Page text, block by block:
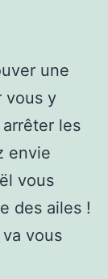
une
vous y
les
envie
vous
des ailes !
vous